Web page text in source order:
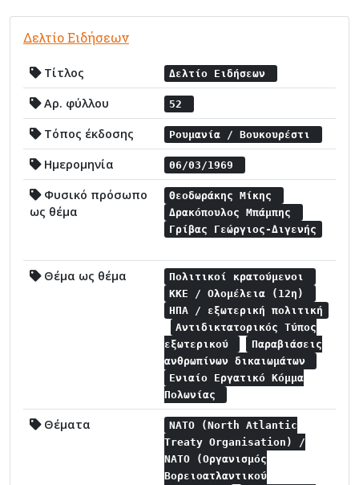
Δελτίο Ειδήσεων
Τίτλος Δελτίο Ειδήσεων
Αρ. φύλλου 52
Τόπος έκδοσης Ρουμανία / Βουκουρέστι
Ημερομηνία 06/03/1969
Φυσικό πρόσωπο
ως θέμα
Θεοδωράκης Μίκης
Δρακόπουλος Μπάμπης
Γρίβας Γεώργιος-Διγενής
Θέμα ως θέμα
Πολιτικοί κρατούμενοι
ΚΚΕ / Ολομέλεια (12η)
ΗΠΑ / εξωτερική πολιτική
Αντιδικτατορικός Τύπος
εξωτερικού
Παραβιάσεις
ανθρωπίνων δικαιωμάτων
Ενιαίο Εργατικό Κόμμα
Πολωνίας
Θέματα
NATO (North Atlantic
Treaty Organisation) /
NATO (Οργανισμός
Βορειοατλαντικού